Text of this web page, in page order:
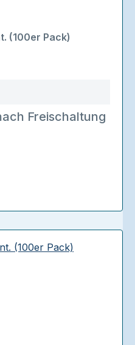
(100er Pack)
Freischaltung